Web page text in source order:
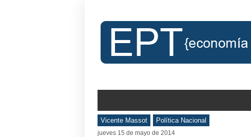
Vicente Massot Política Nacional
jueves 15 de mayo de 2014